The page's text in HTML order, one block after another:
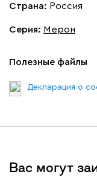
Страна: Россия
Серия: Мерон
Полезные файлы
Декларация о
Вас могут